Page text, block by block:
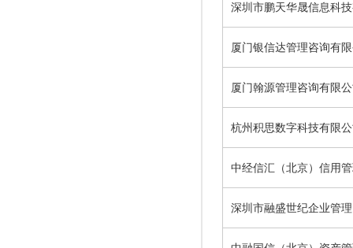
深圳市鹏天华晟信息科
厦门银信达管理咨询有
厦门翰源管理咨询有限
杭州积思数字科技有限
中经信汇（北京）信用
深圳市融盛世纪企业管